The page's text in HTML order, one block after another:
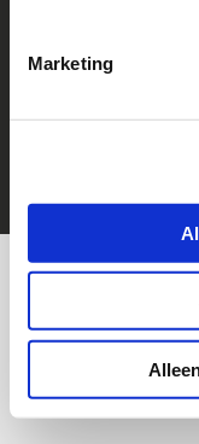
Marketing